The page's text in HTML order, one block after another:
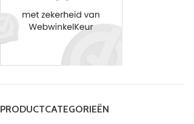
PRODUCTCATEGORIEËN